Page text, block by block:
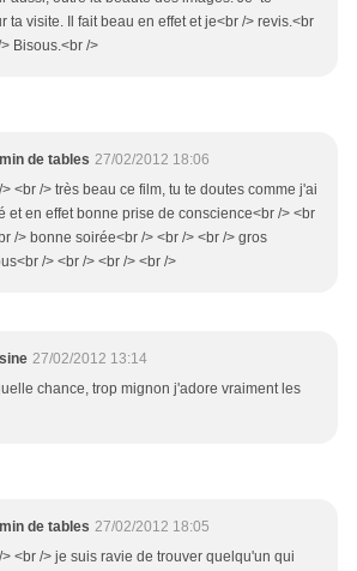
ta visite. Il fait beau en effet et je<br /> revis.<br
Bisous.<br />
de tables 27/02/2012 18:06
<br /> très beau ce film, tu te doutes comme j'ai
et en effet bonne prise de conscience<br /> <br
/> bonne soirée<br /> <br /> <br /> gros
/> <br /> <br /> <br />
27/02/2012 13:14
chance, trop mignon j'adore vraiment les
de tables 27/02/2012 18:05
> <br /> je suis ravie de trouver quelqu'un qui